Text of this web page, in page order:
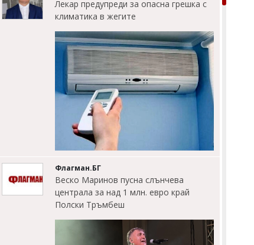
Лекар предупреди за опасна грешка с
климатика в жегите
Флагман.БГ
Веско Маринов пусна слънчева
централа за над 1 млн. евро край
Полски Тръмбеш